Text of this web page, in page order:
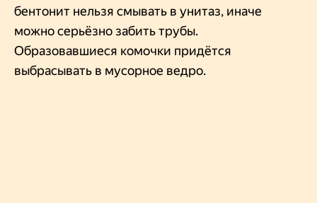
бентонит нельзя смывать в унитаз, иначе
можно серьёзно забить трубы.
Образовавшиеся комочки придётся
выбрасывать в мусорное ведро.